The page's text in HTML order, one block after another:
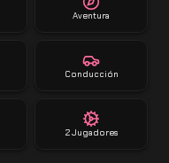
Aventura
Conducción
2 Jugadores